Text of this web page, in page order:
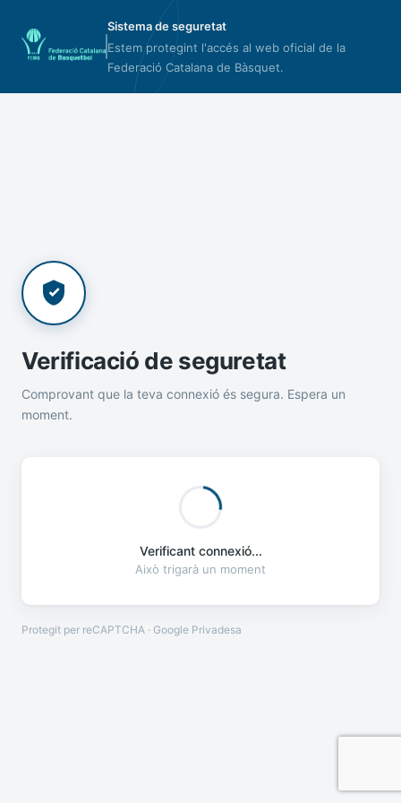
Sistema de seguretat
Estem protegint l'accés al web oficial de la
Federació Catalana de Bàsquet.
Verificació de seguretat
Comprovant que la teva connexió és segura. Espera un
moment.
Verificant connexió...
Això trigarà un moment
Protegit per reCAPTCHA · Google Privadesa